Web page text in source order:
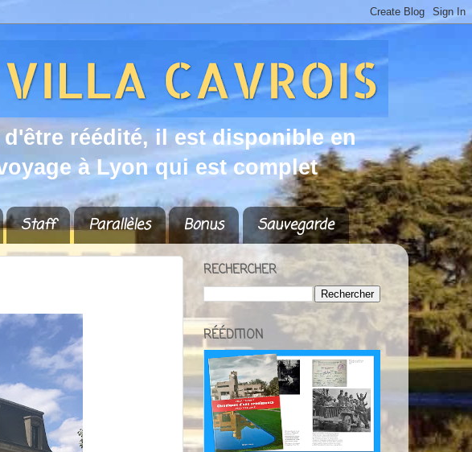
d'être rééd ité, il est disponible en
oyage à Lyon qui est complet
Staff Parallèles Bonus Sauvegarde
RECHERCHER
RÉÉDITION